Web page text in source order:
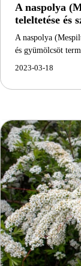
A naspolya
teleltetése és
A naspolya
és gyümölcsöt
2023-03-18